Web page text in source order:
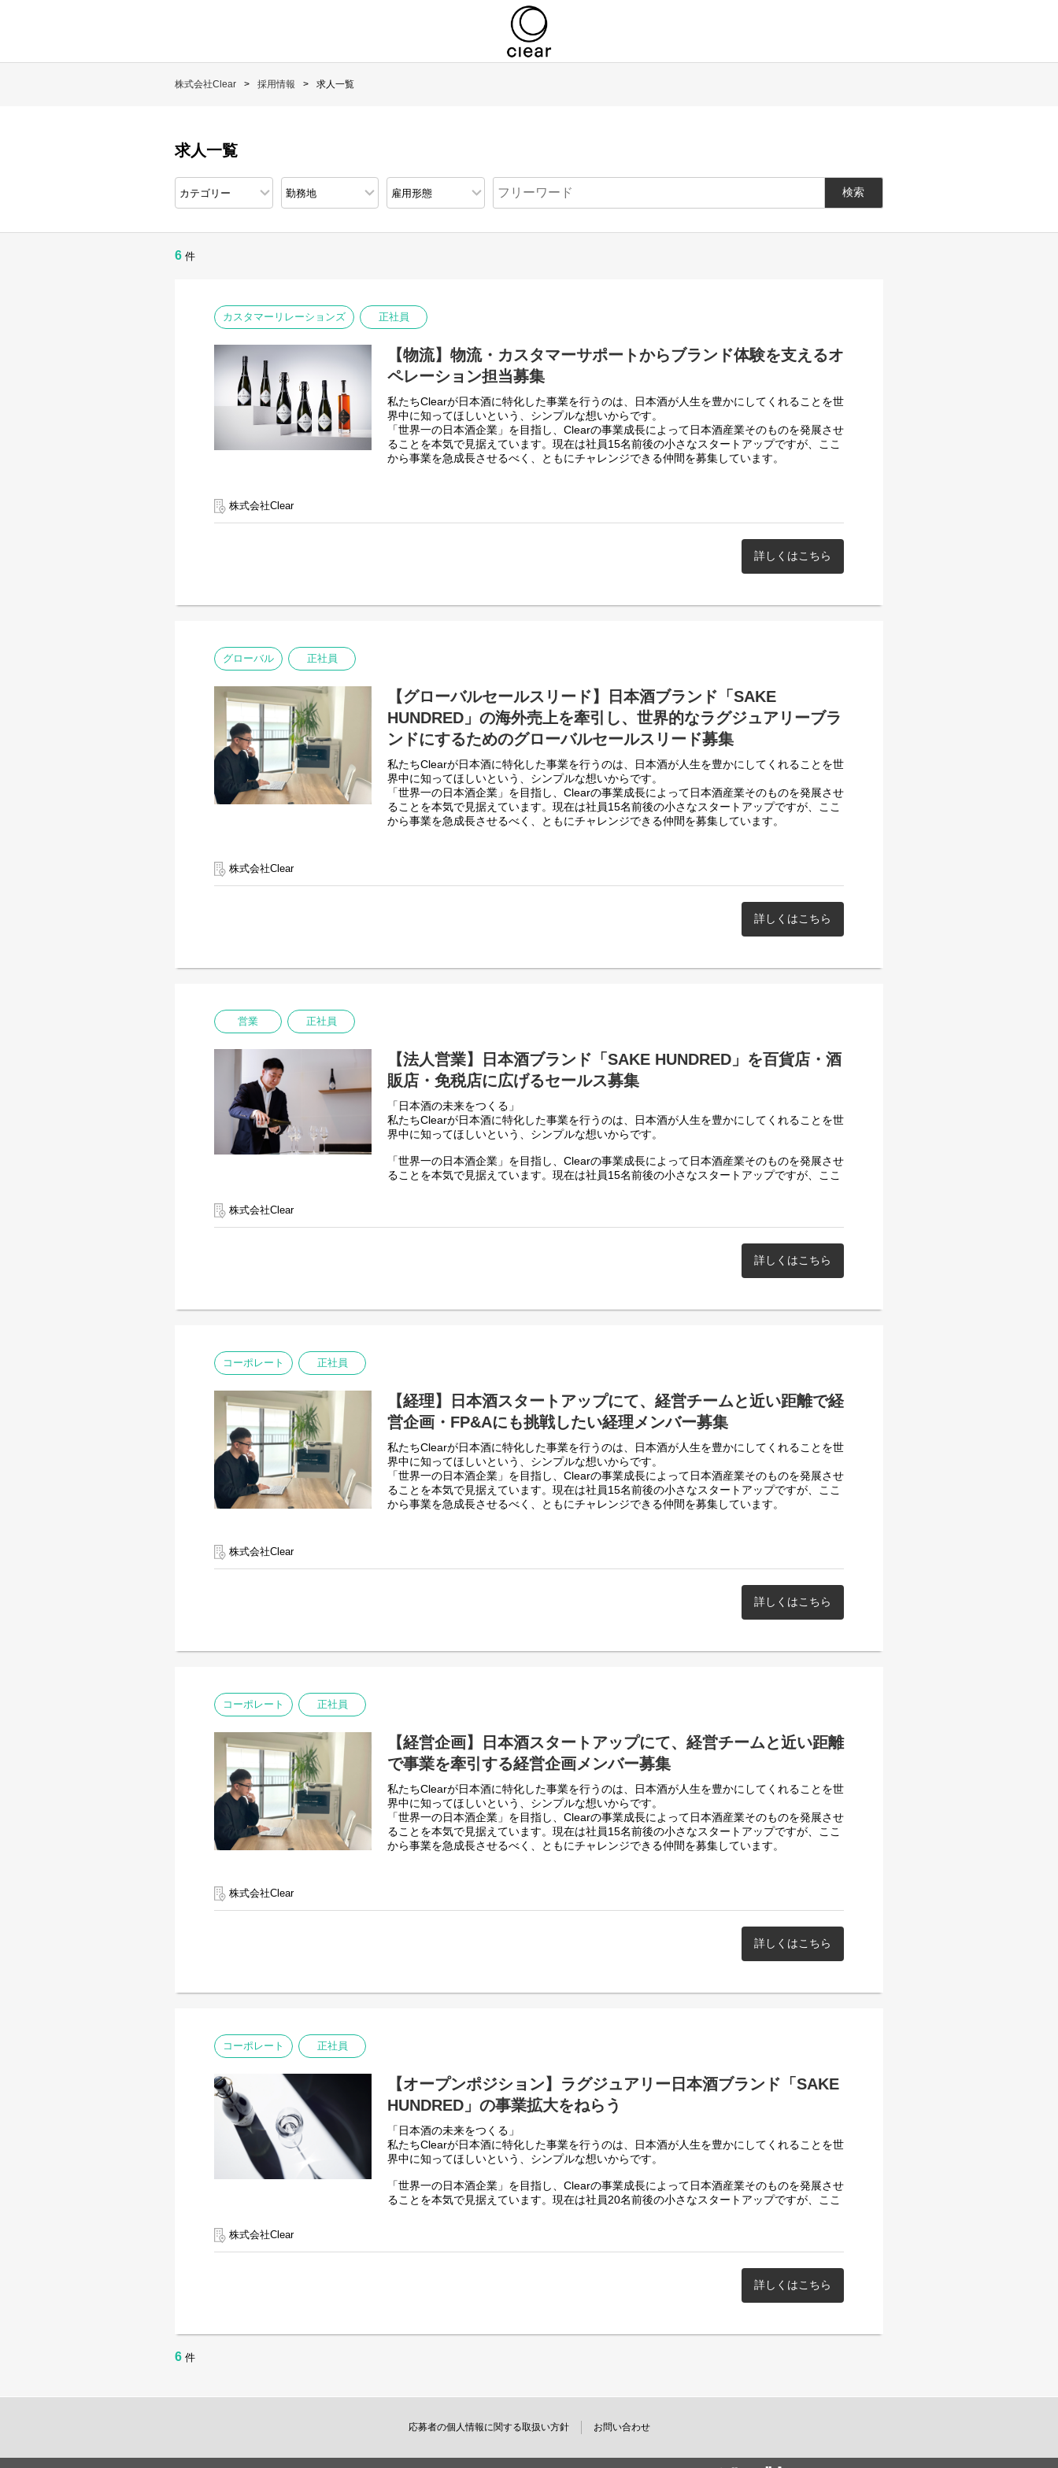
株式会社Clear 採用情報 求人一覧
求人一覧
6 件
カスタマーリレーションズ 正社員
【物流】物流・カスタマーサポートからブランド体験を支えるオ
ペレーション担当募集
私たちClearが日本酒に特化した事業を行うのは、日本酒が人生を豊かにしてくれることを世
界中に知ってほしいという、シンプルな想いからです。
「世界一の日本酒企業」を目指し、Clearの事業成長によって日本酒産業そのものを発展させ
ることを本気で見据えています。現在は社員15名前後の小さなスタートアップですが、ここ
から事業を急成長させるべく、ともにチャレンジできる仲間を募集しています。
を募集しています。商品をお客様のもとへ届けるための一連のフローに関わる、ブランドの
わたしたちと一緒に「日本酒の未来」をつくっていきませんか？ご応募お待ちしておりま
株式会社Clear
詳しくはこちら
グローバル 正社員
【グローバルセールスリード】日本酒ブランド「SAKE
HUNDRED」の海外売上を牽引し、世界的なラグジュアリーブラ
ンドにするためのグローバルセールスリード募集
私たちClearが日本酒に特化した事業を行うのは、日本酒が人生を豊かにしてくれることを世
界中に知ってほしいという、シンプルな想いからです。
「世界一の日本酒企業」を目指し、Clearの事業成長によって日本酒産業そのものを発展させ
ることを本気で見据えています。現在は社員15名前後の小さなスタートアップですが、ここ
から事業を急成長させるべく、ともにチャレンジできる仲間を募集しています。
なる過去最大の受注実績を達成しました。
この急成長をさらに加速させるため、Clearでは SAKE HUNDREDのグローバル事業を最前
このポジションに求めるのは、自ら香港やアジア各国に飛び、Tier1のレストラン・ホテル・
ームとなっていきます。代表・生駒も深くコミットしながら、ともに世界市場を切り拓いて
いく仲間を募集しています。
わたしたちと一緒に「日本酒の未来」をグローバルに創っていきませんか。ご応募をお待ち
しています。
株式会社Clear
詳しくはこちら
営業 正社員
【法人営業】日本酒ブランド「SAKE HUNDRED」を百貨店・酒
販店・免税店に広げるセールス募集
「日本酒の未来をつくる」
私たちClearが日本酒に特化した事業を行うのは、日本酒が人生を豊かにしてくれることを世
界中に知ってほしいという、シンプルな想いからです。
「世界一の日本酒企業」を目指し、Clearの事業成長によって日本酒産業そのものを発展させ
ることを本気で見据えています。現在は社員15名前後の小さなスタートアップですが、ここ
日本酒ブランド「SAKE HUNDRED」のお酒は現在、全国の百貨店、一流ホテル・飲食店に
納入が進んでいます。今後、より多くのシーンでSAKE HUNDREDを楽しんでいただけるよ
う、幅広い酒販店に販路を拡大させるための販売先の新規開拓、および深耕強化を担ってい
ただくリテールセールスのメンバーを募集します。わたしたちと一緒に「日本酒の未来」を
【チーム構成】
当している小売領域を引き継ぎ、さらに拡大していただくことを期待します。
35歳以下の機動力とパッション溢れるチームで、事業全体の勢いを生む起点となるチームで
す。
ここに新たなメンバーとして加わっていただくことで、新規開拓および売上拡大の力の増強
をはかっていきたいと考えています。
【納入店】
取り扱い店舗一覧：https://jp.sake100.com/pages/storelist
ホテル納入例：https://jp.sake100.com/blogs/story/36
株式会社Clear
詳しくはこちら
コーポレート 正社員
【経理】日本酒スタートアップにて、経営チームと近い距離で経
営企画・FP&Aにも挑戦したい経理メンバー募集
私たちClearが日本酒に特化した事業を行うのは、日本酒が人生を豊かにしてくれることを世
界中に知ってほしいという、シンプルな想いからです。
「世界一の日本酒企業」を目指し、Clearの事業成長によって日本酒産業そのものを発展させ
ることを本気で見据えています。現在は社員15名前後の小さなスタートアップですが、ここ
から事業を急成長させるべく、ともにチャレンジできる仲間を募集しています。
戦いただくポジションです。CFO経験者や会計士が身近にいる環境で働けます。
わたしたちと一緒に「日本酒の未来」をつくっていきませんか？ご応募お待ちしておりま
株式会社Clear
詳しくはこちら
コーポレート 正社員
【経営企画】日本酒スタートアップにて、経営チームと近い距離
で事業を牽引する経営企画メンバー募集
私たちClearが日本酒に特化した事業を行うのは、日本酒が人生を豊かにしてくれることを世
界中に知ってほしいという、シンプルな想いからです。
「世界一の日本酒企業」を目指し、Clearの事業成長によって日本酒産業そのものを発展させ
ることを本気で見据えています。現在は社員15名前後の小さなスタートアップですが、ここ
から事業を急成長させるべく、ともにチャレンジできる仲間を募集しています。
ニケーションなど、経営の意思決定支援を担う経営企画のポジションを募集します。
わたしたちと一緒に「日本酒の未来」をつくっていきませんか？ご応募お待ちしておりま
株式会社Clear
詳しくはこちら
コーポレート 正社員
【オープンポジション】ラグジュアリー日本酒ブランド「SAKE
HUNDRED」の事業拡大をねらう
「日本酒の未来をつくる」
私たちClearが日本酒に特化した事業を行うのは、日本酒が人生を豊かにしてくれることを世
界中に知ってほしいという、シンプルな想いからです。
「世界一の日本酒企業」を目指し、Clearの事業成長によって日本酒産業そのものを発展させ
ることを本気で見据えています。現在は社員20名前後の小さなスタートアップですが、ここ
株式会社Clearでは「日本酒の未来を作る」というビジョンのもと、未知なる市場を切り拓く
ため、ラグジュアリー日本酒ブランド「SAKE HUNDRED」を運営しています。日本酒とい
う貴重で素晴らしいプロダクトとカルチャーを世界へ拡めるため、共に「日本酒の未来」を
https://recruit.jobcan.jp/clear-inc-sake/list
株式会社Clear
詳しくはこちら
6 件
応募者の個⼈情報に関する取扱い⽅針 お問い合わせ